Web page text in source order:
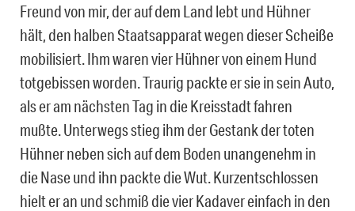
Freund von mir, der auf dem Land lebt und Hühner
hält, den halben Staatsapparat wegen dieser Scheiße
mobilisiert. Ihm waren vier Hühner von einem Hund
totgebissen worden. Traurig packte er sie in sein Auto,
als er am nächsten Tag in die Kreisstadt fahren
mußte. Unterwegs stieg ihm der Gestank der toten
Hühner neben sich auf dem Boden unangenehm in
die Nase und ihn packte die Wut. Kurzentschlossen
hielt er an und schmiß die vier Kadaver einfach in den